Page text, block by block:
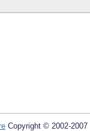
Copyright © 2002-2007